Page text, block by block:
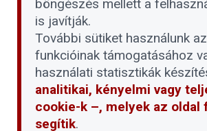
böngészés mellett a
is javítják.
További sütiket használunk
funkcióinak támogatásához
használati statisztikák
analitikai, kényelmi vagy
cookie-k –, melyek az
segítik.